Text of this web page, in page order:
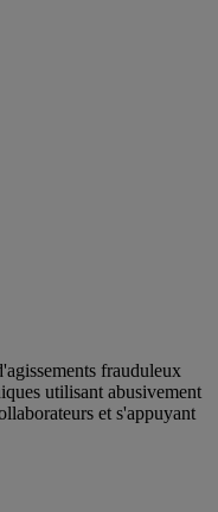
frauduleux
utilisant abusivement
et s'appuyant